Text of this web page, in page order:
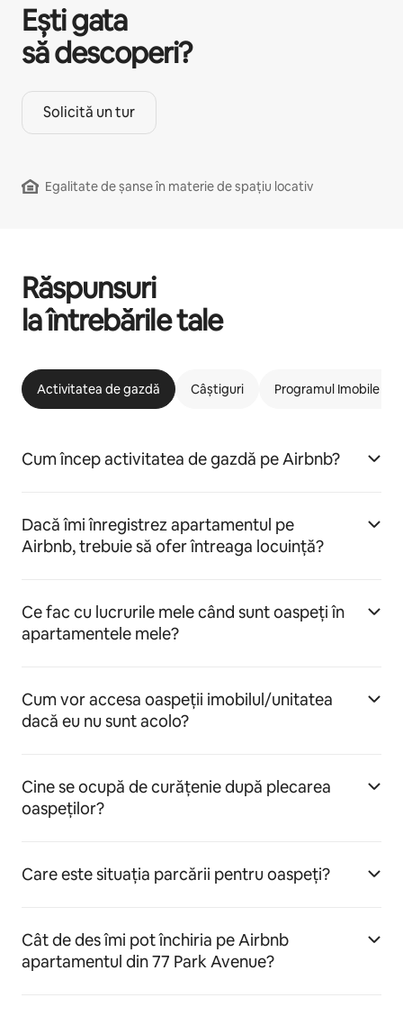
Ești gata
să descoperi?
Solicită un tur
Egalitate de șanse în materie de spațiu locativ
Răspunsuri
la întrebările tale
Activitatea de gazdă Câștiguri Programul Imobile
Cum încep activitatea de gazdă pe Airbnb?
Dacă îmi înregistrez apartamentul pe
Airbnb, trebuie să ofer întreaga locuință?
Ce fac cu lucrurile mele când sunt oaspeți în
apartamentele mele?
Cum vor accesa oaspeții imobilul/unitatea
dacă eu nu sunt acolo?
Cine se ocupă de curățenie după plecarea
oaspeților?
Care este situația parcării pentru oaspeți?
Cât de des îmi pot închiria pe Airbnb
apartamentul din 77 Park Avenue?